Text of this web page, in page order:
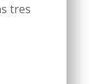
tres